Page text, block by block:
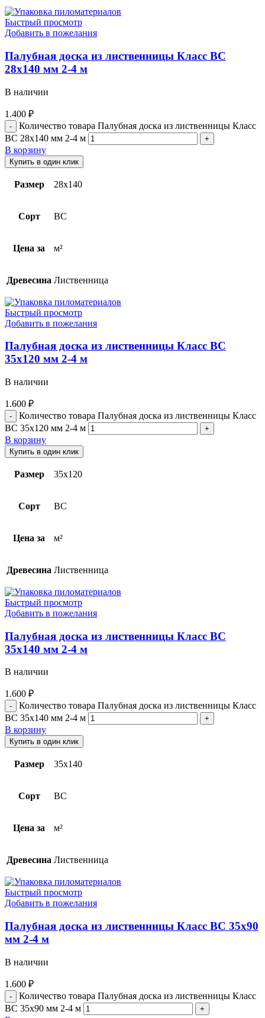
Быстрый просмотр
Добавить в пожелания
Палубная доска из лиственницы Класс ВС
28х140 мм 2-4 м
В наличии
1.400 ₽
Количество товара Палубная доска из лиственницы Класс
ВС 28х140 мм 2-4 м
В корзину
Купить в один клик
Размер 28х140
Сорт BC
Цена за м²
Древесина Лиственница
Быстрый просмотр
Добавить в пожелания
Палубная доска из лиственницы Класс ВС
35х120 мм 2-4 м
В наличии
1.600 ₽
Количество товара Палубная доска из лиственницы Класс
ВС 35х120 мм 2-4 м
В корзину
Купить в один клик
Размер 35х120
Сорт BC
Цена за м²
Древесина Лиственница
Быстрый просмотр
Добавить в пожелания
Палубная доска из лиственницы Класс ВС
35х140 мм 2-4 м
В наличии
1.600 ₽
Количество товара Палубная доска из лиственницы Класс
ВС 35х140 мм 2-4 м
В корзину
Купить в один клик
Размер 35х140
Сорт BC
Цена за м²
Древесина Лиственница
Быстрый просмотр
Добавить в пожелания
Палубная доска из лиственницы Класс ВС 35х90
мм 2-4 м
В наличии
1.600 ₽
Количество товара Палубная доска из лиственницы Класс
ВС 35х90 мм 2-4 м